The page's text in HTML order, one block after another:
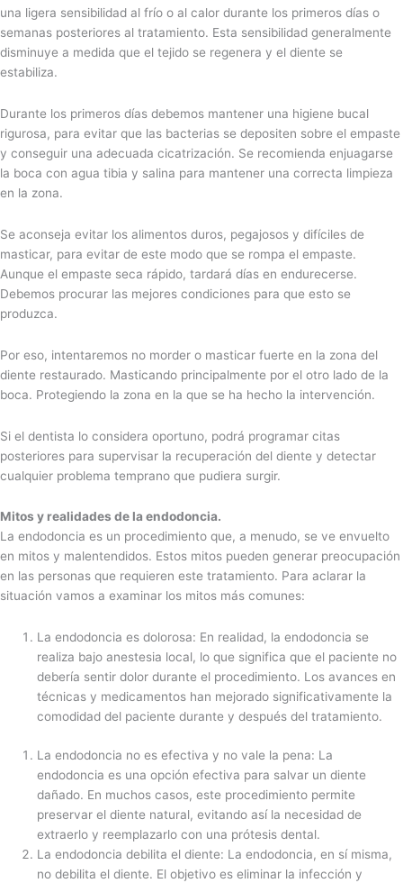
una ligera sensibilidad al frío o al calor durante los primeros días o
semanas posteriores al tratamiento. Esta sensibilidad generalmente
disminuye a medida que el tejido se regenera y el diente se
estabiliza.
Durante los primeros días debemos mantener una higiene bucal
rigurosa, para evitar que las bacterias se depositen sobre el empaste
y conseguir una adecuada cicatrización. Se recomienda enjuagarse
la boca con agua tibia y salina para mantener una correcta limpieza
en la zona.
Se aconseja evitar los alimentos duros, pegajosos y difíciles de
masticar, para evitar de este modo que se rompa el empaste.
Aunque el empaste seca rápido, tardará días en endurecerse.
Debemos procurar las mejores condiciones para que esto se
produzca.
Por eso, intentaremos no morder o masticar fuerte en la zona del
diente restaurado. Masticando principalmente por el otro lado de la
boca. Protegiendo la zona en la que se ha hecho la intervención.
Si el dentista lo considera oportuno, podrá programar citas
posteriores para supervisar la recuperación del diente y detectar
cualquier problema temprano que pudiera surgir.
Mitos y realidades de la endodoncia.
La endodoncia es un procedimiento que, a menudo, se ve envuelto
en mitos y malentendidos. Estos mitos pueden generar preocupación
en las personas que requieren este tratamiento. Para aclarar la
situación vamos a examinar los mitos más comunes:
La endodoncia es dolorosa: En realidad, la endodoncia se
realiza bajo anestesia local, lo que significa que el paciente no
debería sentir dolor durante el procedimiento. Los avances en
técnicas y medicamentos han mejorado significativamente la
comodidad del paciente durante y después del tratamiento.
La endodoncia no es efectiva y no vale la pena: La
endodoncia es una opción efectiva para salvar un diente
dañado. En muchos casos, este procedimiento permite
preservar el diente natural, evitando así la necesidad de
extraerlo y reemplazarlo con una prótesis dental.
La endodoncia debilita el diente: La endodoncia, en sí misma,
no debilita el diente. El objetivo es eliminar la infección y